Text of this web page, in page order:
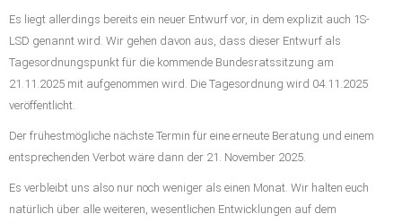
Es liegt allerdings bereits ein neuer Entwurf vor, in dem explizit auch 1S-
LSD genannt wird. Wir gehen davon aus, dass dieser Entwurf als
Tagesordnungspunkt für die kommende Bundesratssitzung am
21.11.2025 mit aufgenommen wird. Die Tagesordnung wird 04.11.2025
veröffentlicht.
Der frühestmögliche nächste Termin für eine erneute Beratung und einem
entsprechenden Verbot wäre dann der 21. November 2025.
Es verbleibt uns also nur noch weniger als einen Monat. Wir halten euch
natürlich über alle weiteren, wesentlichen Entwicklungen auf dem